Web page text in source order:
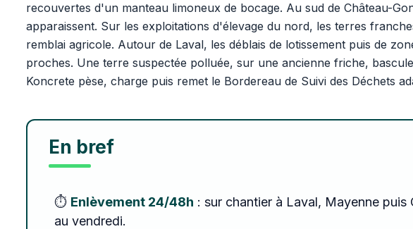
recouvertes d'un manteau limoneux de bocage. Au sud de Château-
apparaissent. Sur les exploitations d'élevage du nord, les terres
remblai agricole. Autour de Laval, les déblais de lotissement puis de
proches. Une terre suspectée polluée, sur une ancienne friche,
Koncrete pèse, charge puis remet le Bordereau de Suivi des Déchets
En bref
⏱️ Enlèvement 24/48h : sur chantier à Laval, Mayenne puis
au vendredi.